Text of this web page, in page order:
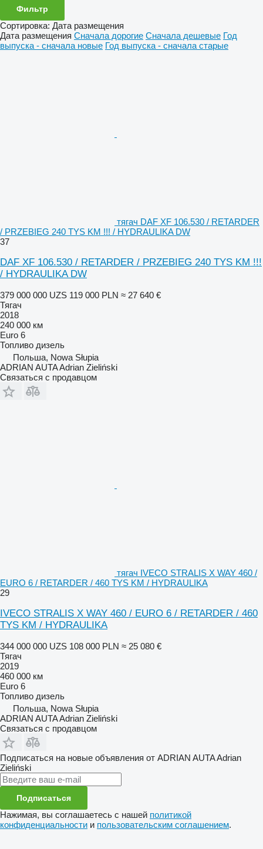
Фильтр
Сортировка: Дата размещения
Дата размещения Сначала дорогие Сначала дешевые Год
выпуска - сначала новые Год выпуска - сначала старые
тягач DAF XF 106.530 / RETARDER
/ PRZEBIEG 240 TYS KM !!! / HYDRAULIKA DW
37
DAF XF 106.530 / RETARDER / PRZEBIEG 240 TYS KM !!!
/ HYDRAULIKA DW
379 000 000 UZS 119 000 PLN ≈ 27 640 €
Тягач
2018
240 000 км
Euro 6
Топливо дизель
Польша, Nowa Słupia
ADRIAN AUTA Adrian Zieliński
Связаться с продавцом
тягач IVECO STRALIS X WAY 460 /
EURO 6 / RETARDER / 460 TYS KM / HYDRAULIKA
29
IVECO STRALIS X WAY 460 / EURO 6 / RETARDER / 460
TYS KM / HYDRAULIKA
344 000 000 UZS 108 000 PLN ≈ 25 080 €
Тягач
2019
460 000 км
Euro 6
Топливо дизель
Польша, Nowa Słupia
ADRIAN AUTA Adrian Zieliński
Связаться с продавцом
Подписаться на новые объявления от ADRIAN AUTA Adrian
Zieliński
Подписаться
Нажимая, вы соглашаетесь с нашей политикой
конфиденциальности и пользовательским соглашением.